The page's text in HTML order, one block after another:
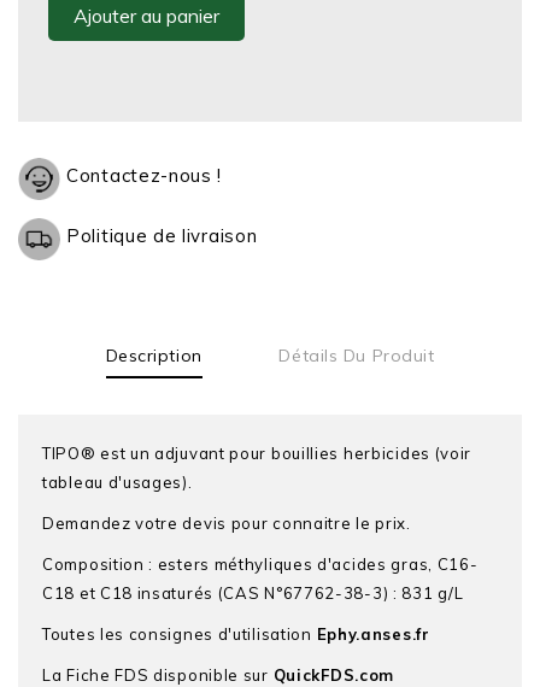
Ajouter au panier
Contactez-nous !
Politique de livraison
Description Détails Du Produit
TIPO® est un adjuvant pour bouillies herbicides (voir
tableau d'usages).
Demandez votre devis pour connaitre le prix.
Composition : esters méthyliques d'acides gras, C16-
C18 et C18 insaturés (CAS N°67762-38-3) : 831 g/L
Toutes les consignes d'utilisation Ephy.anses.fr
La Fiche FDS disponible sur QuickFDS.com